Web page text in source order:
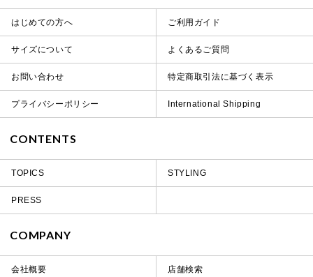
はじめての方へ ご利用ガイド
サイズについて よくあるご質問
お問い合わせ 特定商取引法に基づく表示
プライバシーポリシー International Shipping
CONTENTS
TOPICS STYLING
PRESS
COMPANY
会社概要 店舗検索